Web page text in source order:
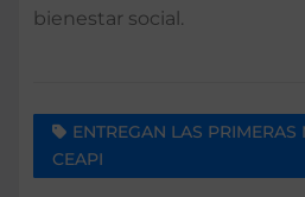
bienestar social.
ENTREGAN LAS
CEAPI